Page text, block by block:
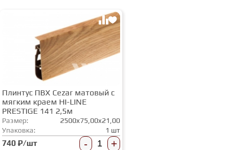
Плинтус ПВХ Cezar матовый с
мягким краем HI-LINE
PRESTIGE 141 2,5м
Размер:
2500x75,00x21,00
Упаковка:
1 шт
740 ₽/шт - +